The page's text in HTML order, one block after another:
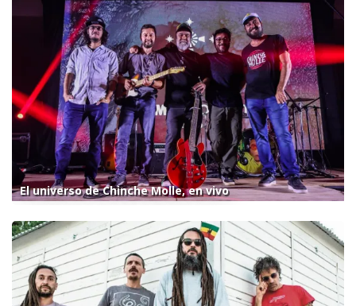
El universo de Chinche Molle, en vivo